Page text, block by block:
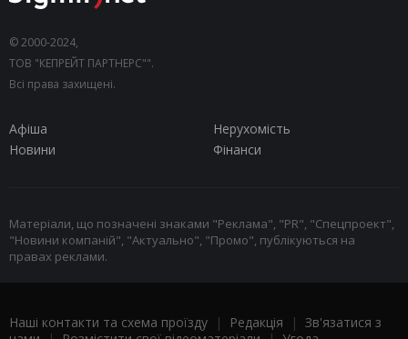
© 2000-2024,
ТОВ "КЕПРЕЙТ ПАРТНЕРС"".
Всі права захищені.
Афіша
Нерухомість
Новини
Фінанси
Матеріали, що позначені знаками "Реклама", "PR", "Спецпроект",
"Новини компаній", "Актуально", "Промо", публікуються на
правах реклами.
Наші контакти та схема проїзду | Редакція | Зв'язатися з